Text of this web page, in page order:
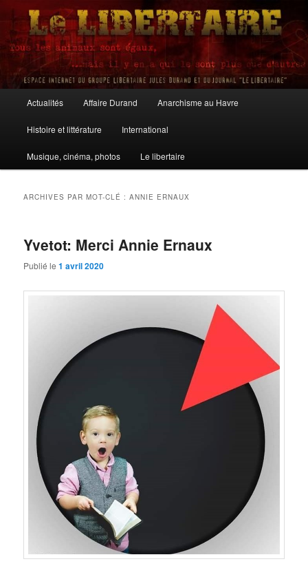
Aller
contenu
principal
Aller
contenu
secondaire
Le Libertaire
principal
Actualités Affaire Durand Anarchisme au Havre
Histoire et littérature International
Musique, cinéma, photos Le libertaire
ARCHIVES PAR MOT-CLÉ :ANNIE ERNAUX
Yvetot: Merci Annie Ernaux
Publié le1 avril 2020